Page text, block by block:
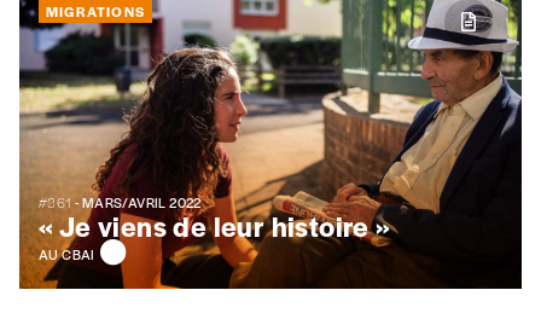
Prénom*
Nom*
Organisation
MIGRATIONS
#361 - MARS/AVRIL 2022
« Je viens de leur histoire »
AU CBAI